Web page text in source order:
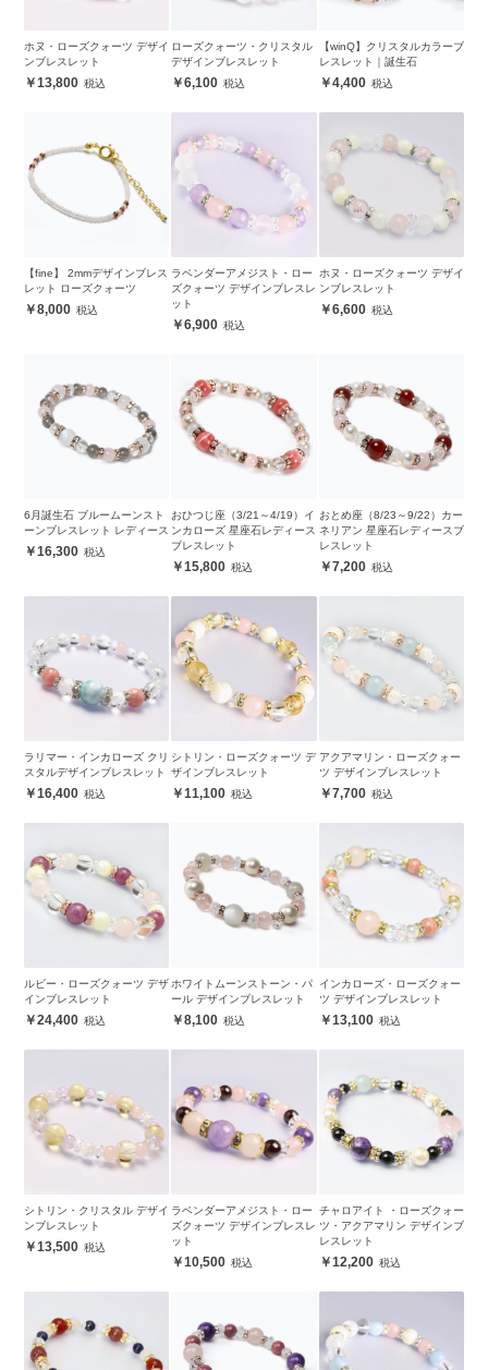
ホヌ・ローズクォーツ デザイ
ンブレスレット
13,800
ローズクォーツ・クリスタル
デザインブレスレット
6,100
【winQ】クリスタルカラーブ
レスレット｜誕生石
4,400
【fine】 2mmデザインブレス
レット ローズクォーツ
8,000
ラベンダーアメジスト・ロー
ズクォーツ デザインブレスレ
ット
6,900
ホヌ・ローズクォーツ デザイ
ンブレスレット
6,600
6月誕生石 ブルームーンスト
ーンブレスレット レディース
16,300
おひつじ座（3/21～4/19）イ
ンカローズ 星座石レディース
ブレスレット
15,800
おとめ座（8/23～9/22）カー
ネリアン 星座石レディースブ
レスレット
7,200
ラリマー・インカローズ クリ
スタルデザインブレスレット
16,400
シトリン・ローズクォーツ デ
ザインブレスレット
11,100
アクアマリン・ローズクォー
ツ デザインブレスレット
7,700
ルビー・ローズクォーツ デザ
インブレスレット
24,400
ホワイトムーンストーン・パ
ール デザインブレスレット
8,100
インカローズ・ローズクォー
ツ デザインブレスレット
13,100
シトリン・クリスタル デザイ
ンブレスレット
13,500
ラベンダーアメジスト・ロー
ズクォーツ デザインブレスレ
ット
10,500
チャロアイト ・ローズクォー
ツ・アクアマリン デザインブ
レスレット
12,200